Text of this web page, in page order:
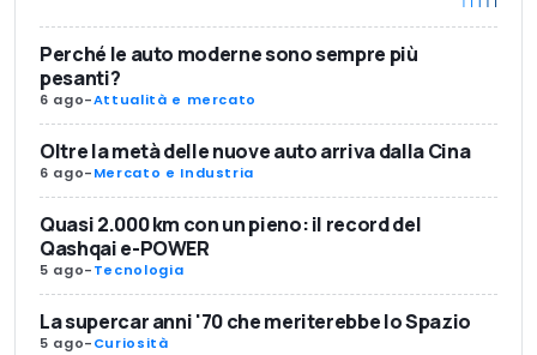
Perché le auto moderne sono sempre più
pesanti?
6 ago-Attualità e mercato
Oltre la metà delle nuove auto arriva dalla Cina
6 ago-Mercato e Industria
Quasi 2.000 km con un pieno: il record del
Qashqai e-POWER
5 ago-Tecnologia
La supercar anni '70 che meriterebbe lo Spazio
5 ago-Curiosità